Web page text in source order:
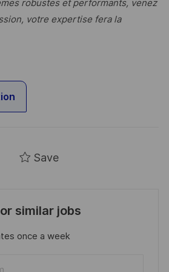
robustes et performants, venez
votre expertise fera la
Save
similar jobs
once a week